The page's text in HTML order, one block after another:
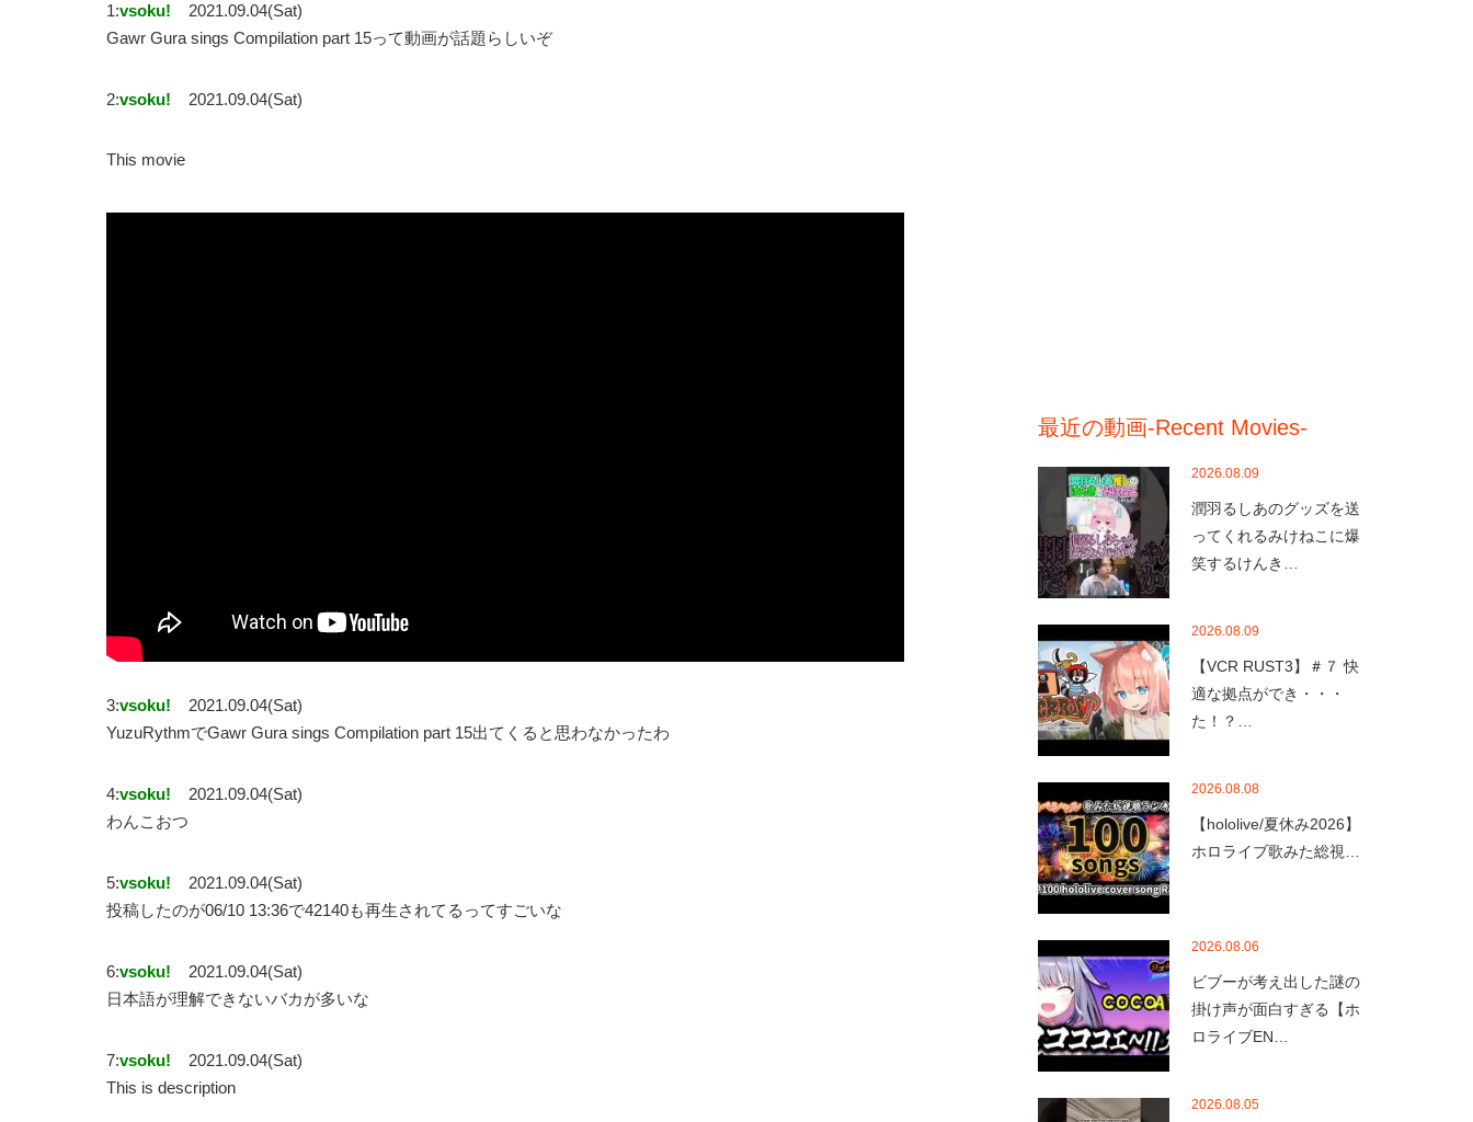
1:vsoku!
2021.09.04(Sat)
Gawr Gura sings Compilation part 15って動画が話題らしいぞ
2:vsoku! 2021.09.04(Sat)
This movie
3:vsoku!
2021.09.04(Sat)
YuzuRythmでGawr Gura sings Compilation part 15出てくると思わなかったわ
4:vsoku!
2021.09.04(Sat)
わんこおつ
5:vsoku!
2021.09.04(Sat)
投稿したのが06/10 13:36で42140も再生されてるってすごいな
6:vsoku!
2021.09.04(Sat)
日本語が理解できないバカが多いな
7:vsoku!
2021.09.04(Sat)
This is description
最近の動画-Recent Movies-
2026.08.09
潤羽るしあのグッズを送
ってくれるみけねこに爆
笑するけんき…
2026.08.09
【VCR RUST3】＃７ 快
適な拠点ができ・・・
た！？…
2026.08.08
【hololive/夏休み2026】
ホロライブ歌みた総視…
2026.08.06
ビブーが考え出した謎の
掛け声が面白すぎる【ホ
ロライブEN…
2026.08.05